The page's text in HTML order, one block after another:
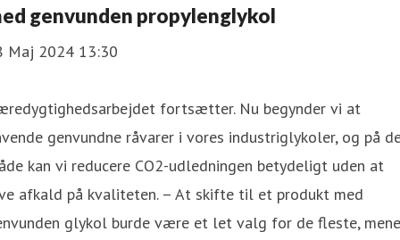
genvunden propylenglykol
Maj 2024 13:30
fortsætter. Nu begynder vi at
genvundne råvarer i vores industriglykoler, og på
kan vi reducere CO2-udledningen betydeligt uden at
afkald på kvaliteten. – At skifte til et produkt med
glykol burde være et let valg for de fleste,